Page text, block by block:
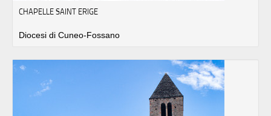
CHAPELLE SAINT ERIGE
Diocesi di Cuneo-Fossano